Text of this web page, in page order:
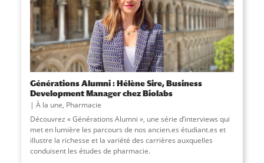
Générations Alumni : Hélène Sire, Business
Development Manager chez Biolabs
À la une, Pharmacie
Découvrez « Générations Alumni », une série d’interviews qui
met en lumière les parcours de nos ancien.es étudiant.es et
illustre la richesse et la variété des carrières auxquelles
conduisent les études de pharmacie.